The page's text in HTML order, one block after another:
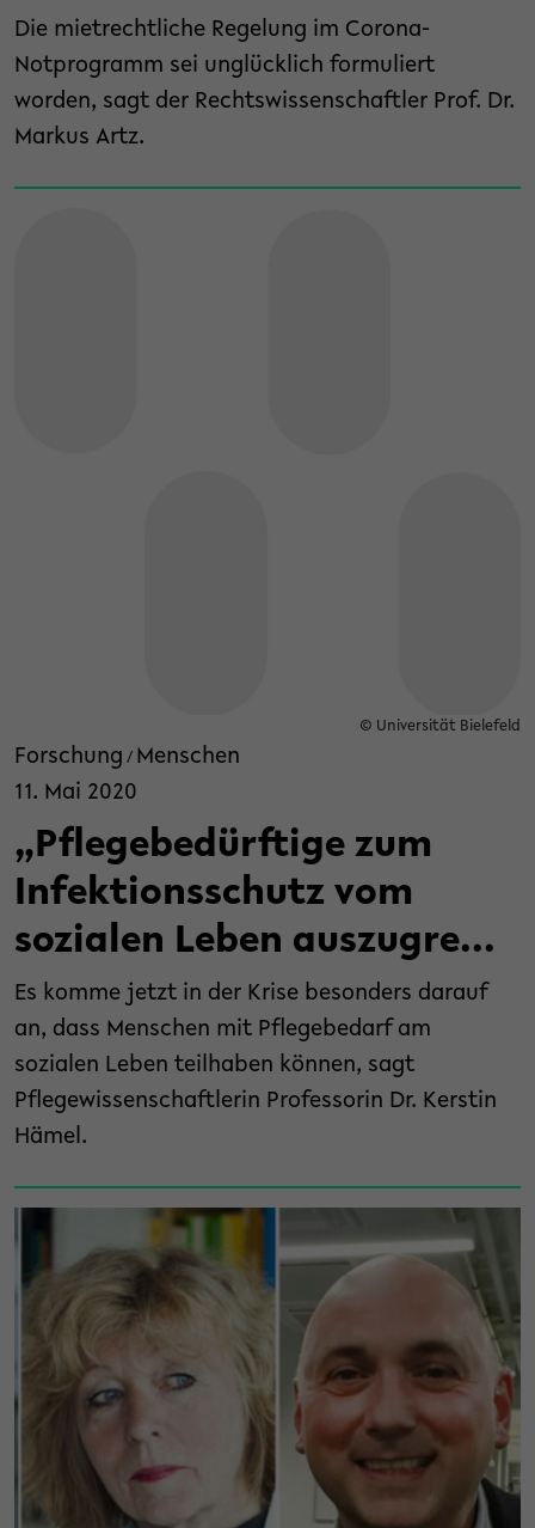
Die mietrechtliche Regelung im Corona-
Notprogramm sei unglücklich formuliert
worden, sagt der Rechtswissenschaftler Prof. Dr.
Markus Artz.
© Universität Bielefeld
Forschung / Menschen
11. Mai 2020
„Pflegebedürftige zum
Infektionsschutz vom
sozialen Leben auszugre...
Es komme jetzt in der Krise besonders darauf
an, dass Menschen mit Pflegebedarf am
sozialen Leben teilhaben können, sagt
Pflegewissenschaftlerin Professorin Dr. Kerstin
Hämel.